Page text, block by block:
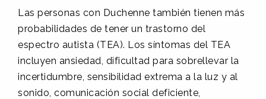
Las personas con Duchenne también tienen más
probabilidades de tener un trastorno del
espectro autista (TEA). Los síntomas del TEA
incluyen ansiedad, dificultad para sobrellevar la
incertidumbre, sensibilidad extrema a la luz y al
sonido, comunicación social deficiente,